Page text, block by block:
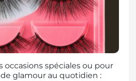
occasions spéciales ou pour
glamour au quotidien :